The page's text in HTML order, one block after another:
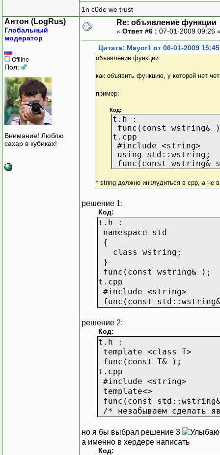
1n c0de we trust
Антон (LogRus)
Глобальный
модератор
Offline
Пол:
Внимание! Люблю
сахар в кубиках!
Re: объявление функции
« Ответ #6 : 07-01-2009 09:26
Цитата: Mayor1 от 06-01-2009 15:45
объявление функции
как объявить функцию, у которой нет
пример:
Код:
t.h :
func(const wstring&
t.cpp
#include <string>
using std::wstring;
func(const
* string должно инклудиться в сpp, а не
решение 1:
Код:
t.h :
namespace std
{
class wstring;
}
func(const wstring& );
t.cpp
#include <string>
func(const
решение 2:
Код:
t.h :
template <class T>
func(const T& );
t.cpp
#include <string>
template<>
func(const
/* незабываем сделать
но я бы выбрал решение 3
а именно в хердере написать
Код: